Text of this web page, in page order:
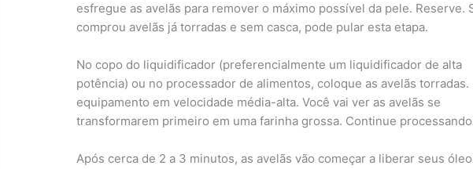
esfregue as avelãs para remover o máximo possível da pele. Reserve.
comprou avelãs já torradas e sem casca, pode pular esta etapa.
No copo do liquidificador (preferencialmente um liquidificador de alta
potência) ou no processador de alimentos, coloque as avelãs torradas.
equipamento em velocidade média-alta. Você vai ver as avelãs se
transformarem primeiro em uma farinha grossa. Continue
Após cerca de 2 a 3 minutos, as avelãs vão começar a liberar seus